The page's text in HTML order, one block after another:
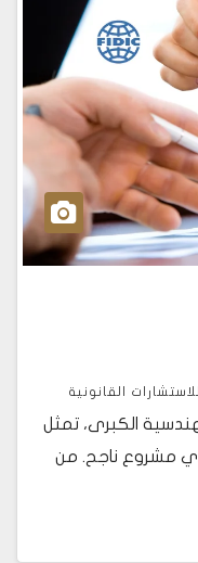
القانونية
الكبرى، تمثل
مشروع ناجح. من